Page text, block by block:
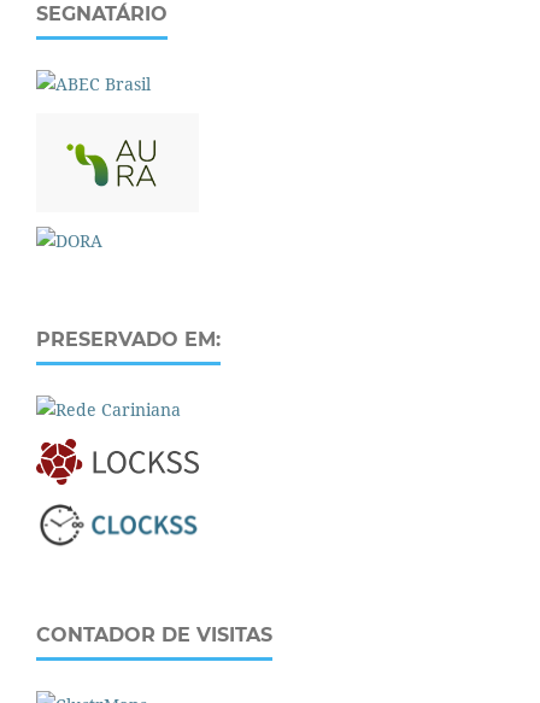
SEGNATÁRIO
PRESERVADO EM:
CONTADOR DE VISITAS